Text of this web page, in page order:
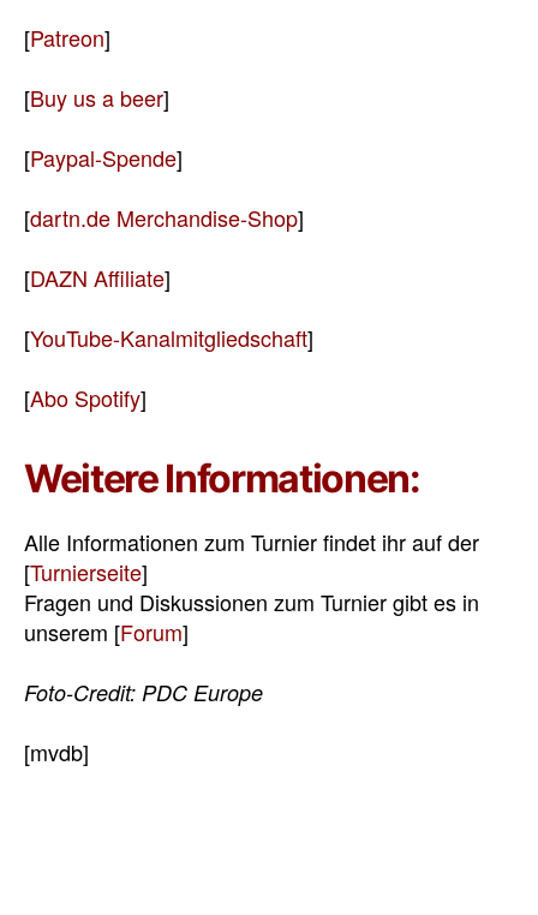
[Patreon]
[Buy us a beer]
[Paypal-Spende]
[dartn.de Merchandise-Shop]
[DAZN Affiliate]
[YouTube-Kanalmitgliedschaft]
[Abo Spotify]
Weitere Informationen:
Alle Informationen zum Turnier findet ihr auf der
[Turnierseite]
Fragen und Diskussionen zum Turnier gibt es in
unserem [Forum]
Foto-Credit: PDC Europe
[mvdb]